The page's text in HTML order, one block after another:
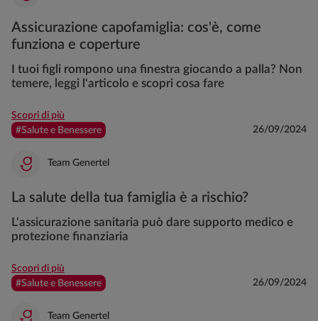
Assicurazione capofamiglia: cos'è, come
funziona e coperture
I tuoi figli rompono una finestra giocando a palla? Non
temere, leggi l'articolo e scopri cosa fare
Scopri di più
#Salute e Benessere
26/09/2024
Team Genertel
La salute della tua famiglia è a rischio?
L'assicurazione sanitaria può dare supporto medico e
protezione finanziaria
Scopri di più
#Salute e Benessere
26/09/2024
Team Genertel